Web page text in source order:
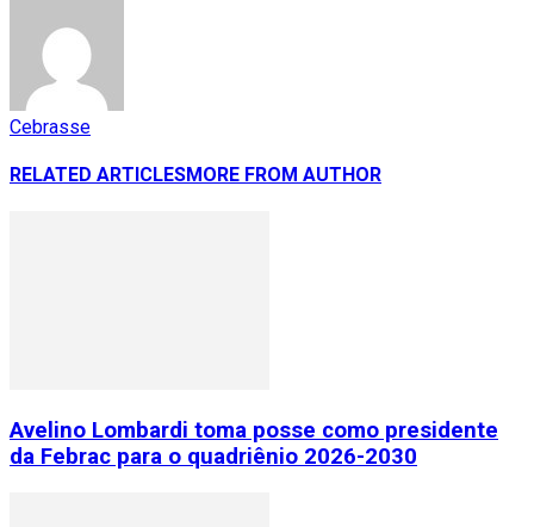
Cebrasse
RELATED ARTICLESMORE FROM AUTHOR
Avelino Lombardi toma posse como presidente
da Febrac para o quadriênio 2026-2030